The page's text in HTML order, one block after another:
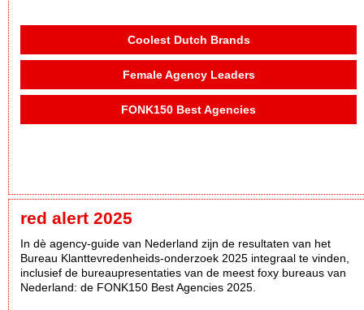
Coolest Dutch Brands
Female Agency Leaders
FONK150 Best Agencies
red alert 2025
In dè agency-guide van Nederland zijn de resultaten van het
Bureau Klanttevredenheids-onderzoek 2025 integraal te vinden,
inclusief de bureaupresentaties van de meest foxy bureaus van
Nederland: de FONK150 Best Agencies 2025.